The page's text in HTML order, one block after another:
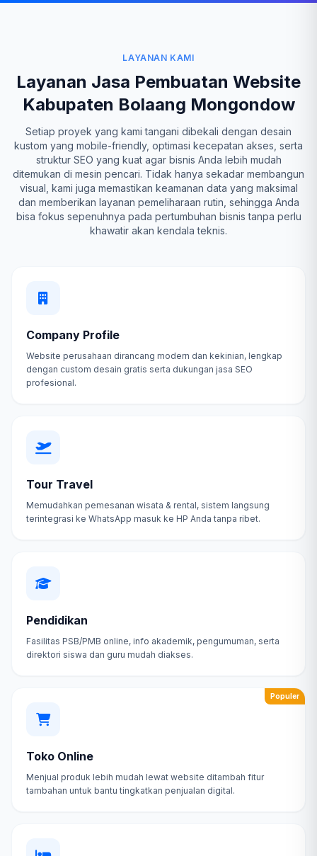
LAYANAN KAMI
Layanan Jasa Pembuatan Website
Kabupaten Bolaang Mongondow
Setiap proyek yang kami tangani dibekali dengan desain
kustom yang mobile-friendly, optimasi kecepatan akses, serta
struktur SEO yang kuat agar bisnis Anda lebih mudah
ditemukan di mesin pencari. Tidak hanya sekadar membangun
visual, kami juga memastikan keamanan data yang maksimal
dan memberikan layanan pemeliharaan rutin, sehingga Anda
bisa fokus sepenuhnya pada pertumbuhan bisnis tanpa perlu
khawatir akan kendala teknis.
Company Profile
Website perusahaan dirancang modern dan kekinian, lengkap
dengan custom desain gratis serta dukungan jasa SEO
profesional.
Tour Travel
Memudahkan pemesanan wisata & rental, sistem langsung
terintegrasi ke WhatsApp masuk ke HP Anda tanpa ribet.
Pendidikan
Fasilitas PSB/PMB online, info akademik, pengumuman, serta
direktori siswa dan guru mudah diakses.
Populer
Toko Online
Menjual produk lebih mudah lewat website ditambah fitur
tambahan untuk bantu tingkatkan penjualan digital.